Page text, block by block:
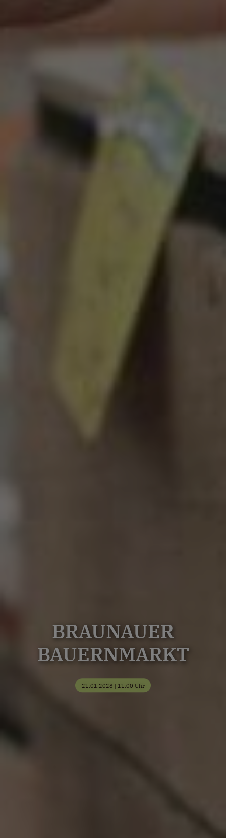
BRAUNAUER
BAUERNMARKT
21.01.2028 | 11:00 Uhr